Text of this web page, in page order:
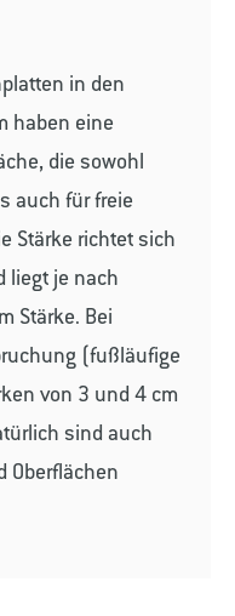
in den
haben eine
die sowohl
auch für freie
Stärke richtet sich
liegt je nach
Stärke. Bei
(fußläufige
von 3 und 4 cm
sind auch
Oberflächen